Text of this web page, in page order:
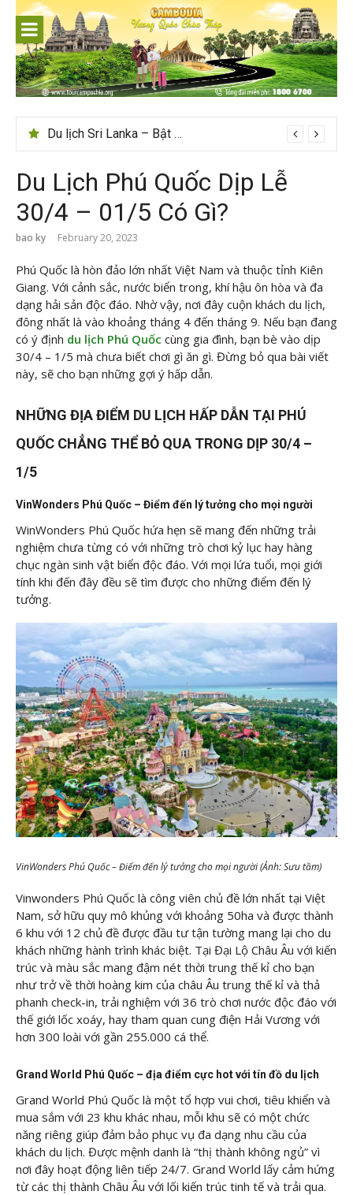
content
Gợi ý – Tháng 7 Hàn Quốc nên đi đâu, mặc gì đẹp?
Du Lịch Phú Quốc Dịp Lễ
30/4 – 01/5 Có Gì?
bao ky February 20, 2023
Phú Quốc là hòn đảo lớn nhất Việt Nam và thuộc tỉnh Kiên
Giang. Với cảnh sắc, nước biển trong, khí hậu ôn hòa và đa
dạng hải sản độc đáo. Nhờ vậy, nơi đây cuộn khách du lịch,
đông nhất là vào khoảng tháng 4 đến tháng 9. Nếu bạn đang
có ý định du lịch Phú Quốc cùng gia đình, bạn bè vào dịp
30/4 – 1/5 mà chưa biết chơi gì ăn gì. Đừng bỏ qua bài viết
này, sẽ cho bạn những gợi ý hấp dẫn.
NHỮNG ĐỊA ĐIỂM DU LỊCH HẤP DẪN TẠI PHÚ
QUỐC CHẲNG THỂ BỎ QUA TRONG DỊP 30/4 –
1/5
VinWonders Phú Quốc – Điểm đến lý tưởng cho mọi người
WinWonders Phú Quốc hứa hẹn sẽ mang đến những trải
nghiệm chưa từng có với những trò chơi kỷ lục hay hàng
chục ngàn sinh vật biển độc đáo. Với mọi lứa tuổi, mọi giới
tính khi đến đây đều sẽ tìm được cho những điểm đến lý
tưởng.
VinWonders Phú Quốc – Điểm đến lý tưởng cho mọi người (Ảnh: Sưu tầm)
Vinwonders Phú Quốc là công viên chủ đề lớn nhất tại Việt
Nam, sở hữu quy mô khủng với khoảng 50ha và được thành
6 khu với 12 chủ đề được đầu tư tận tường mang lại cho du
khách những hành trình khác biệt. Tại Đại Lộ Châu Âu với kiến
trúc và màu sắc mang đậm nét thời trung thế kỉ cho bạn
như trở về thời hoàng kim của châu Âu trung thế kỉ và thả
phanh check-in, trải nghiệm với 36 trò chơi nước độc đáo với
thế giới lốc xoáy, hay tham quan cung điện Hải Vương với
hơn 300 loài với gần 255.000 cá thể.
Grand World Phú Quốc – địa điểm cực hot với tín đồ du lịch
Grand World Phú Quốc là một tổ hợp vui chơi, tiêu khiển và
mua sắm với 23 khu khác nhau, mỗi khu sẽ có một chức
năng riêng giúp đảm bảo phục vụ đa dạng nhu cầu của
khách du lịch. Được mệnh danh là “thị thành không ngủ” vì
nơi đây hoạt động liên tiếp 24/7. Grand World lấy cảm hứng
từ các thị thành Châu Âu với lối kiến trúc tinh tế và trải qua.